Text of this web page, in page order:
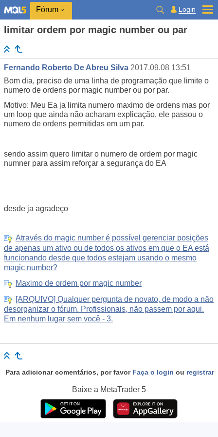
Fórum Login
limitar ordem por magic number ou par
Fernando Roberto De Abreu Silva 2017.09.08 13:51
Bom dia, preciso de uma linha de programação que limite o
numero de ordens por magic number ou por par.
Motivo: Meu Ea ja limita numero maximo de ordens mas por
um loop que ainda não acharam explicação, ele passou o
numero de ordens permitidas em um par.
sendo assim quero limitar o numero de ordem por magic
numner para assim reforçar a segurança do EA
desde ja agradeço
Através do magic number é possível gerenciar posições
de apenas um ativo ou de todos os ativos em que o EA está
funcionando desde que todos estejam usando o mesmo
magic number?
Maximo de ordem por magic number
[ARQUIVO] Qualquer pergunta de novato, de modo a não
desorganizar o fórum. Profissionais, não passem por aqui.
Em nenhum lugar sem você - 3.
Para adicionar comentários, por favor Faça o login ou registrar
Baixe a MetaTrader 5